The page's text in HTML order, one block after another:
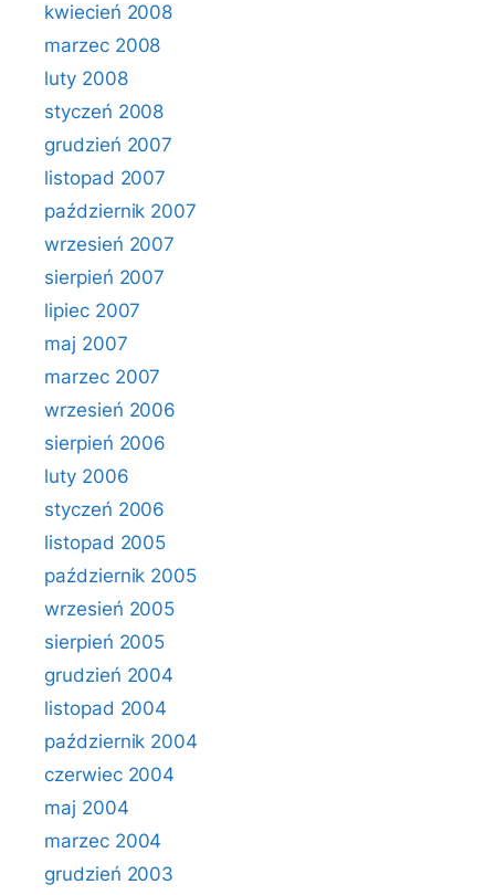
kwiecień 2008
marzec 2008
luty 2008
styczeń 2008
grudzień 2007
listopad 2007
październik 2007
wrzesień 2007
sierpień 2007
lipiec 2007
maj 2007
marzec 2007
wrzesień 2006
sierpień 2006
luty 2006
styczeń 2006
listopad 2005
październik 2005
wrzesień 2005
sierpień 2005
grudzień 2004
listopad 2004
październik 2004
czerwiec 2004
maj 2004
marzec 2004
grudzień 2003